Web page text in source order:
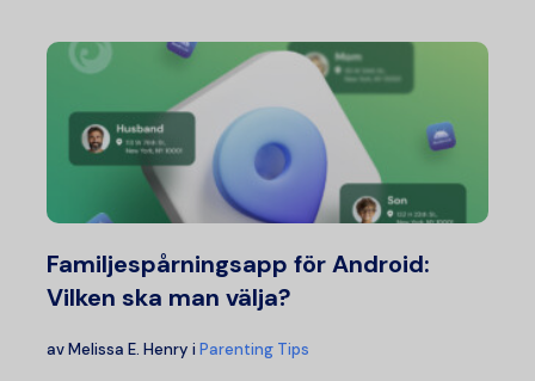
Familjespårningsapp för Android:
Vilken ska man välja?
avMelissa E. Henry i Parenting Tips